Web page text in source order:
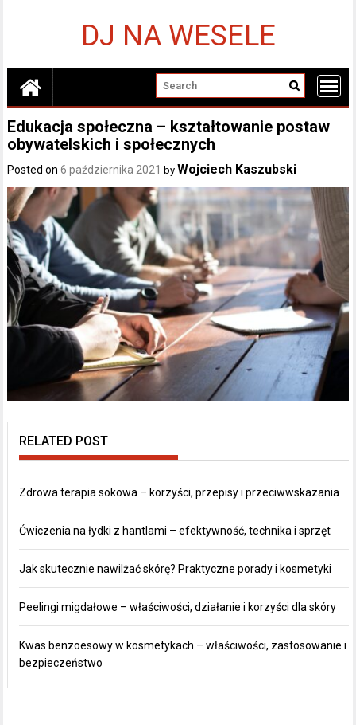
DJ NA WESELE
Edukacja społeczna – kształtowanie postaw
obywatelskich i społecznych
Posted on6 października 2021 by Wojciech Kaszubski
RELATED POST
Zdrowa terapia sokowa – korzyści, przepisy i przeciwwskazania
Ćwiczenia na łydki z hantlami – efektywność, technika i sprzęt
Jak skutecznie nawilżać skórę? Praktyczne porady i kosmetyki
Peelingi migdałowe – właściwości, działanie i korzyści dla skóry
Kwas benzoesowy w kosmetykach – właściwości, zastosowanie i
bezpieczeństwo